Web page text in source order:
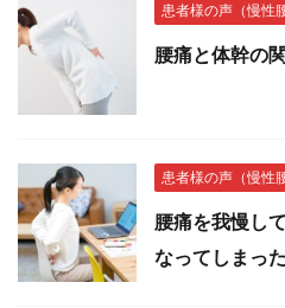
患者様の声（慢性
腰痛と体幹の
患者様の声（慢性
腰痛を我慢し
なってしまった